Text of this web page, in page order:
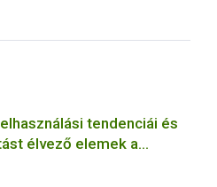
tendenciái és
élvező elemek a
érdekében